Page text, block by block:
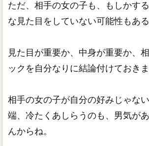
ただ、相手の女の子も、もしかす
な見た目をしていない可能性もある
見た目が重要か、中身が重要か、
ックを自分なりに結論付けておきま
相手の女の子が自分の好みじゃな
端、冷たくあしらうのも、男気が
んからね。